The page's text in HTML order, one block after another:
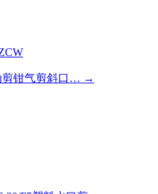
剪钳气剪斜口… →